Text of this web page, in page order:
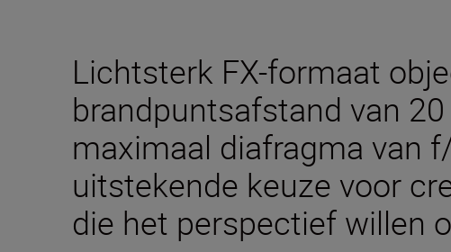
Lichtsterk FX-formaat
brandpuntsafstand van
maximaal diafragma van
uitstekende keuze voor
die het perspectief willen